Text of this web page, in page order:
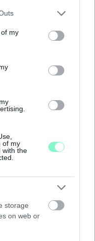
one or more Google
You may click to
its third-party tags to
in below Google
my
of my
with the
storage
on web or
az élelmiszerek ára
ÉS MÉG EGY SOR